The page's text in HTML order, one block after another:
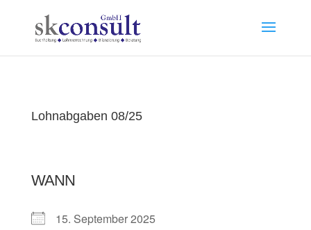
Lohnabgaben 08/25
WANN
15. September 2025